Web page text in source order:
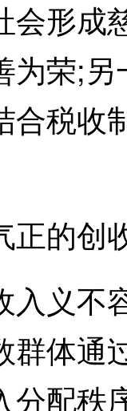
会形成
为荣;
合税收
的创
义不
群体通
分配秩